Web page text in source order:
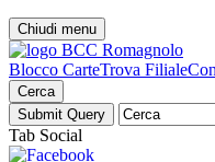
Chiudi menu
Blocco CarteTrova Filiale
Cerca
Tab Social